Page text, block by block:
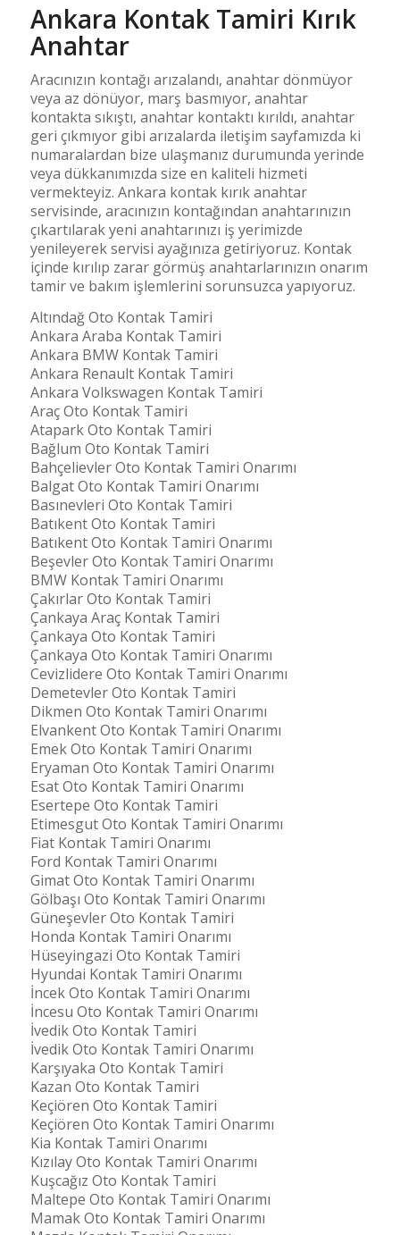
Ankara Kontak Tamiri Kırık
Anahtar
Aracınızın kontağı arızalandı, anahtar dönmüyor
veya az dönüyor, marş basmıyor, anahtar
kontakta sıkıştı, anahtar kontaktı kırıldı, anahtar
geri çıkmıyor gibi arızalarda iletişim sayfamızda ki
numaralardan bize ulaşmanız durumunda yerinde
veya dükkanımızda size en kaliteli hizmeti
vermekteyiz. Ankara kontak kırık anahtar
servisinde, aracınızın kontağından anahtarınızın
çıkartılarak yeni anahtarınızı iş yerimizde
yenileyerek servisi ayağınıza getiriyoruz. Kontak
içinde kırılıp zarar görmüş anahtarlarınızın onarım
tamir ve bakım işlemlerini sorunsuzca yapıyoruz.
Altındağ Oto Kontak Tamiri
Ankara Araba Kontak Tamiri
Ankara BMW Kontak Tamiri
Ankara Renault Kontak Tamiri
Ankara Volkswagen Kontak Tamiri
Araç Oto Kontak Tamiri
Atapark Oto Kontak Tamiri
Bağlum Oto Kontak Tamiri
Bahçelievler Oto Kontak Tamiri Onarımı
Balgat Oto Kontak Tamiri Onarımı
Basınevleri Oto Kontak Tamiri
Batıkent Oto Kontak Tamiri
Batıkent Oto Kontak Tamiri Onarımı
Beşevler Oto Kontak Tamiri Onarımı
BMW Kontak Tamiri Onarımı
Çakırlar Oto Kontak Tamiri
Çankaya Araç Kontak Tamiri
Çankaya Oto Kontak Tamiri
Çankaya Oto Kontak Tamiri Onarımı
Cevizlidere Oto Kontak Tamiri Onarımı
Demetevler Oto Kontak Tamiri
Dikmen Oto Kontak Tamiri Onarımı
Elvankent Oto Kontak Tamiri Onarımı
Emek Oto Kontak Tamiri Onarımı
Eryaman Oto Kontak Tamiri Onarımı
Esat Oto Kontak Tamiri Onarımı
Esertepe Oto Kontak Tamiri
Etimesgut Oto Kontak Tamiri Onarımı
Fiat Kontak Tamiri Onarımı
Ford Kontak Tamiri Onarımı
Gimat Oto Kontak Tamiri Onarımı
Gölbaşı Oto Kontak Tamiri Onarımı
Güneşevler Oto Kontak Tamiri
Honda Kontak Tamiri Onarımı
Hüseyingazi Oto Kontak Tamiri
Hyundai Kontak Tamiri Onarımı
İncek Oto Kontak Tamiri Onarımı
İncesu Oto Kontak Tamiri Onarımı
İvedik Oto Kontak Tamiri
İvedik Oto Kontak Tamiri Onarımı
Karşıyaka Oto Kontak Tamiri
Kazan Oto Kontak Tamiri
Keçiören Oto Kontak Tamiri
Keçiören Oto Kontak Tamiri Onarımı
Kia Kontak Tamiri Onarımı
Kızılay Oto Kontak Tamiri Onarımı
Kuşcağız Oto Kontak Tamiri
Maltepe Oto Kontak Tamiri Onarımı
Mamak Oto Kontak Tamiri Onarımı